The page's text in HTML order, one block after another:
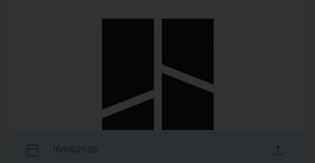
calendar_today 16/06/2026 upload